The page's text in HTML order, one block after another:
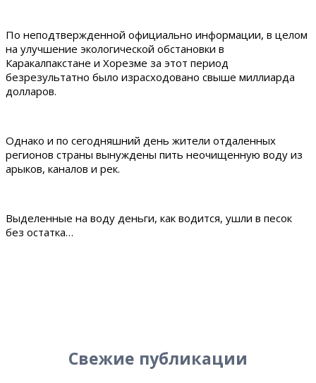
По неподтвержденной официально информации, в целом
на улучшение экологической обстановки в
Каракалпакстане и Хорезме за этот период
безрезультатно было израсходовано свыше миллиарда
долларов.
Однако и по сегодняшний день жители отдаленных
регионов страны вынуждены пить неочищенную воду из
арыков, каналов и рек.
Выделенные на воду деньги, как водится, ушли в песок
без остатка…
Свежие публикации